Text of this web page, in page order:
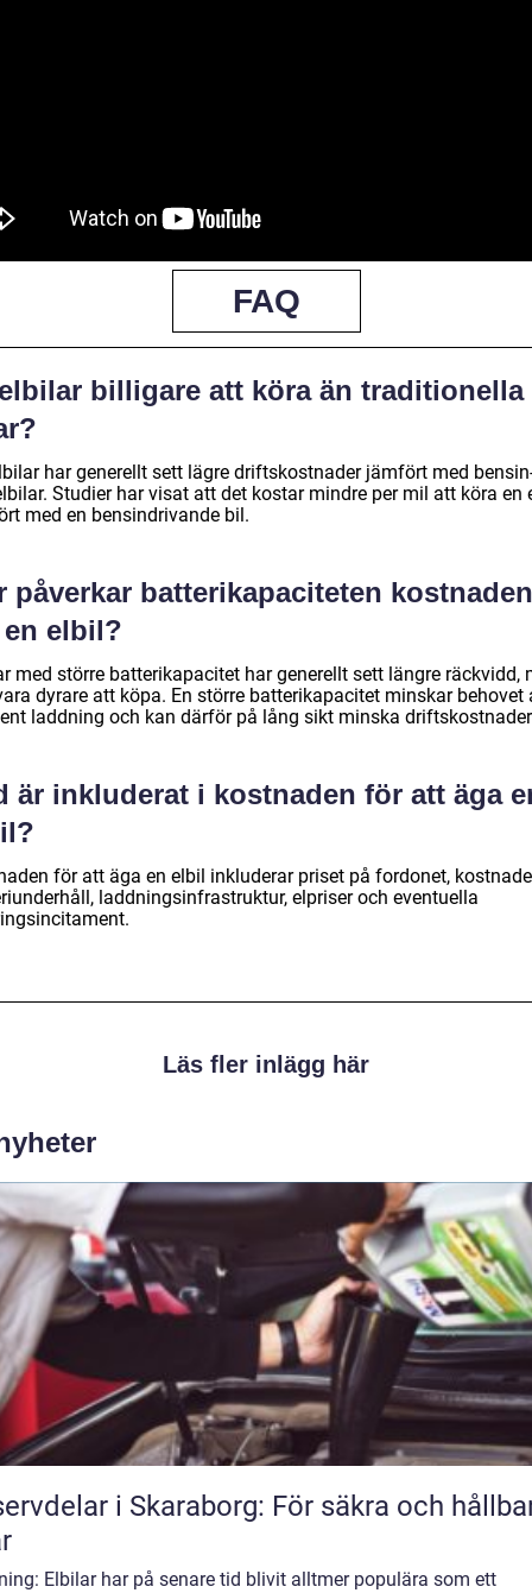
FAQ
billigare att köra än traditionella
har generellt sett lägre driftskostnader jämfört med
Studier har visat att det kostar mindre per mil att köra en
med en bensindrivande bil.
påverkar batterikapaciteten kostnaden
elbil?
med större batterikapacitet har generellt sett längre räckvidd,
dyrare att köpa. En större batterikapacitet minskar behovet
laddning och kan därför på lång sikt minska
är inkluderat i kostnaden för att äga
för att äga en elbil inkluderar priset på fordonet,
laddningsinfrastruktur, elpriser och eventuella
Läs fler inlägg här
i Skaraborg: För säkra och
Elbilar har på senare tid blivit alltmer populära som ett